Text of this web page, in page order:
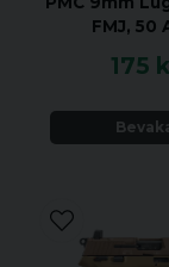
FMJ, 50
175
Supplied with
hard case